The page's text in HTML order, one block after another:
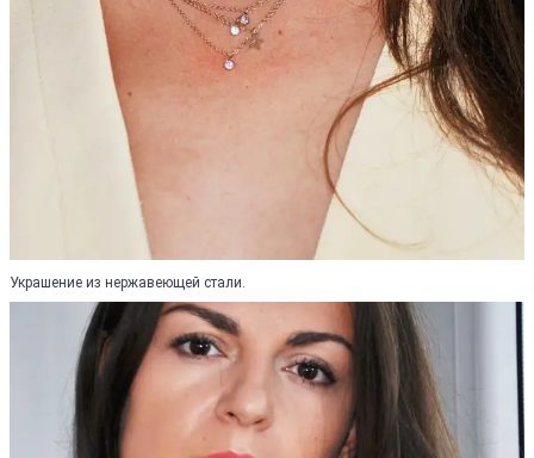
Украшение из нержавеющей стали.